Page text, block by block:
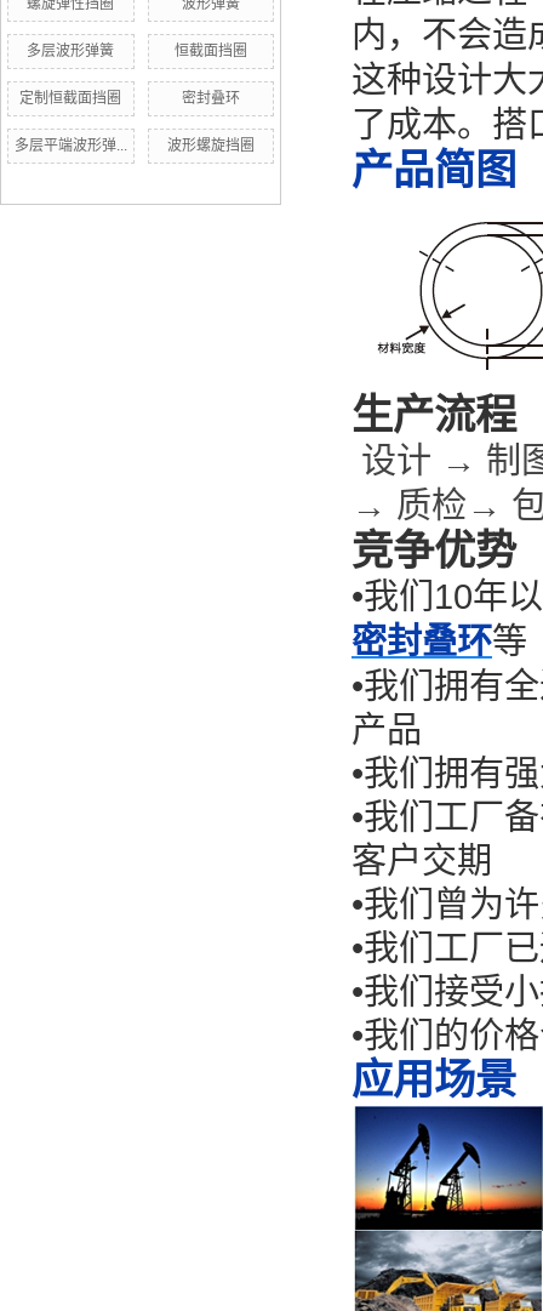
多层波形弹簧 恒截面挡圈
定制恒截面挡圈 密封叠环
多层平端波形弹... 波形螺旋挡圈
内，不会造
这种设计大
了成本。 搭
产品简图
生产流程
设计 → 制
→ 质检→
竞争优势
•我们10年
密封叠环等
•我们拥有
产品
•我们拥有
•我们工厂
客户交期
•我们曾为
•我们工厂
•我们 接受
•我们的价
应用场景